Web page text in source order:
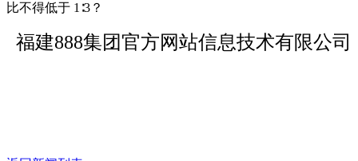
比不得低于 1∶3？
福建888集团官方网站信息技术有限公司